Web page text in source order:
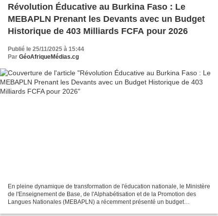
Révolution Éducative au Burkina Faso : Le
MEBAPLN Prenant les Devants avec un Budget
Historique de 403 Milliards FCFA pour 2026
Publié le 25/11/2025 à 15:44
Par GéoAfriqueMédias.cg
En pleine dynamique de transformation de l'éducation nationale, le Ministère
de l'Enseignement de Base, de l'Alphabétisation et de la Promotion des
Langues Nationales (MEBAPLN) a récemment présenté un budget